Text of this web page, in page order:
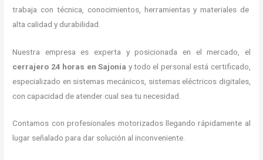
trabaja con técnica, conocimientos, herramientas y materiales de
alta calidad y durabilidad.
Nuestra empresa es experta y posicionada en el mercado, el
cerrajero 24 horas en Sajonia y todo el personal está certificado,
especializado en sistemas mecánicos, sistemas eléctricos digitales,
con capacidad de atender cual sea tu necesidad.
Contamos con profesionales motorizados llegando rápidamente al
lugar señalado para dar solución al inconveniente.